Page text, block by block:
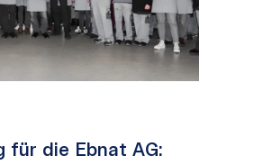
für die Ebnat AG: